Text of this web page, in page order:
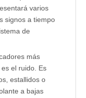
varios
signos a tiempo
de
más
el ruido. Es
estallidos o
a bajas